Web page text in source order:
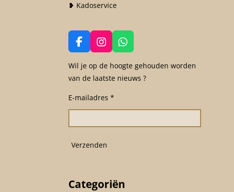
❥ Kadoservice
F
a
c
e
o
o
I
n
s
t
g
r
m
W
h
a
t
p
Wil je op de hoogte gehouden worden
van de laatste nieuws ?
E-mailadres *
Verzenden
Categoriën